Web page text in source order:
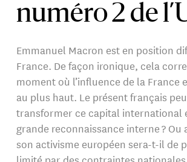
numéro 2 de
Emmanuel Macron est en position
France. De façon ironique, cela
moment où l’influence de la France
au plus haut. Le présent français
transformer ce capital international
grande reconnaissance interne ? Ou
son activisme européen sera-t-il de